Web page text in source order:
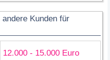
Kunden für
12.000 - 15.000 Euro